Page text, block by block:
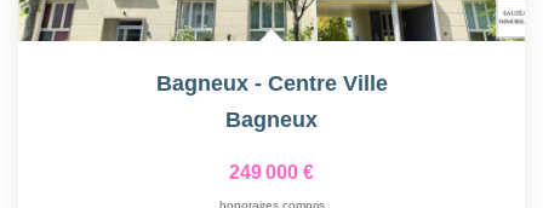
Bagneux - Centre Ville
Bagneux
249 000 €
honoraires compris